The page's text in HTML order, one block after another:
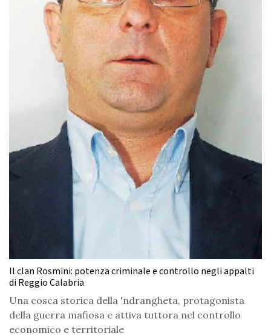
Il clan Rosmini: potenza criminale e controllo negli appalti
di Reggio Calabria
Una cosca storica della 'ndrangheta, protagonista
della guerra mafiosa e attiva tuttora nel controllo
economico e territoriale